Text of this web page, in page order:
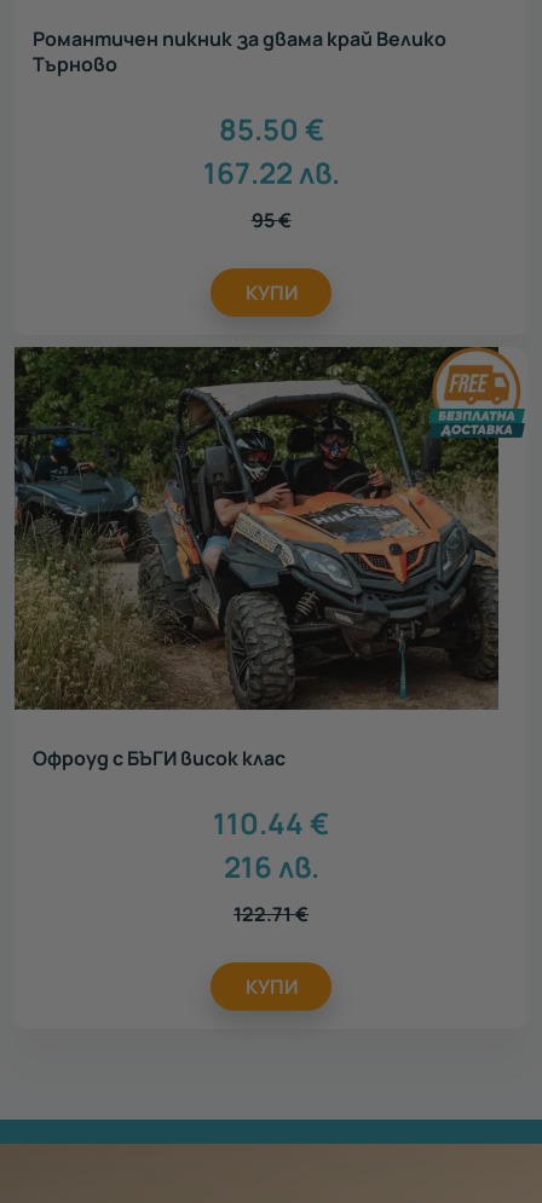
Романтичен пикник за двама край Велико
Търново
85.50 €
167.22лв.
95€
КУПИ
Офроуд с БЪГИ висок клас
110.44€
216лв.
122.71€
КУПИ